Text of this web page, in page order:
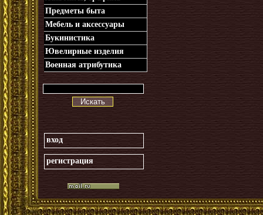
Предметы быта
Мебель и аксессуары
Букинистика
Ювелирные изделия
Военная атрибутика
Искать
вход
регистрация